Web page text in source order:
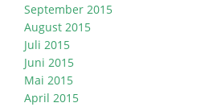
September 2015
August 2015
Juli 2015
Juni 2015
Mai 2015
April 2015